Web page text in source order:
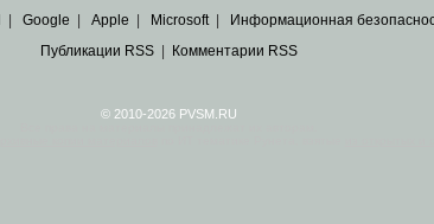
Google Apple Microsoft| Информационная
Публикации RSS| Комментарии RSS
© 2010-2026 PVSM.RU